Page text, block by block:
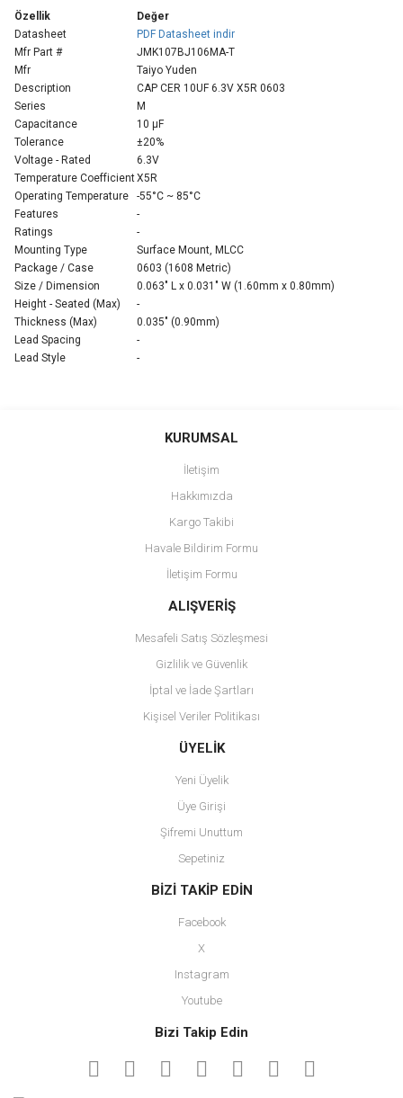
Özellik
Değer
Datasheet
PDF Datasheet indir
Mfr Part #
JMK107BJ106MA-T
Mfr
Taiyo Yuden
Description
CAP CER 10UF 6.3V X5R 0603
Series
M
Capacitance
10 µF
Tolerance
±20%
Voltage - Rated
6.3V
Temperature CoefficientX5R
Operating Temperature
-55°C ~ 85°C
Features
-
Ratings
-
Mounting Type
Surface Mount, MLCC
Package / Case
0603 (1608 Metric)
Size / Dimension
0.063" L x 0.031" W (1.60mm x 0.80mm)
Height - Seated (Max)
-
Thickness (Max)
0.035" (0.90mm)
Lead Spacing
-
Lead Style
-
Bu ürüne ilk yorumu siz yapın!
Ürün resmi kalitesiz, bozuk veya görüntülenemiyor.
Ürün açıklamasında eksik bilgiler bulunuyor.
Ürün bilgilerinde hatalar bulunuyor.
Ürün fiyatı diğer sitelerden daha pahalı.
Bu ürüne benzer farklı alternatifler olmalı.
Gönder
KURUMSAL
İletişim
Hakkımızda
Kargo Takibi
Havale Bildirim Formu
İletişim Formu
ALIŞVERİŞ
Mesafeli Satış Sözleşmesi
Gizlilik ve Güvenlik
İptal ve İade Şartları
Kişisel Veriler Politikası
ÜYELİK
Yeni Üyelik
Üye Girişi
Şifremi Unuttum
Sepetiniz
BİZİ TAKİP EDİN
Facebook
X
Instagram
Youtube
Bizi Takip Edin